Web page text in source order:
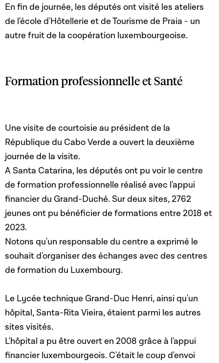
En fin de journée, les députés ont visité les ateliers
de l'école d'Hôtellerie et de Tourisme de Praia - un
autre fruit de la coopération luxembourgeoise.
Formation professionnelle et Santé
Une visite de courtoisie au président de la
République du Cabo Verde a ouvert la deuxième
journée de la visite.
A Santa Catarina, les députés ont pu voir le centre
de formation professionnelle réalisé avec l'appui
financier du Grand-Duché. Sur deux sites, 2762
jeunes ont pu bénéficier de formations entre 2018 et
2023.
Notons qu'un responsable du centre a exprimé le
souhait d'organiser des échanges avec des centres
de formation du Luxembourg.
Le Lycée technique Grand-Duc Henri, ainsi qu'un
hôpital, Santa-Rita Vieira, étaient parmi les autres
sites visités.
L'hôpital a pu être ouvert en 2008 grâce à l'appui
financier luxembourgeois. C'était le coup d'envoi